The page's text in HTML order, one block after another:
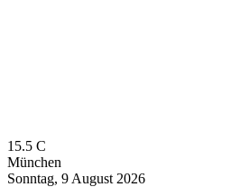
15.5 C
München
Sonntag, 9 August 2026